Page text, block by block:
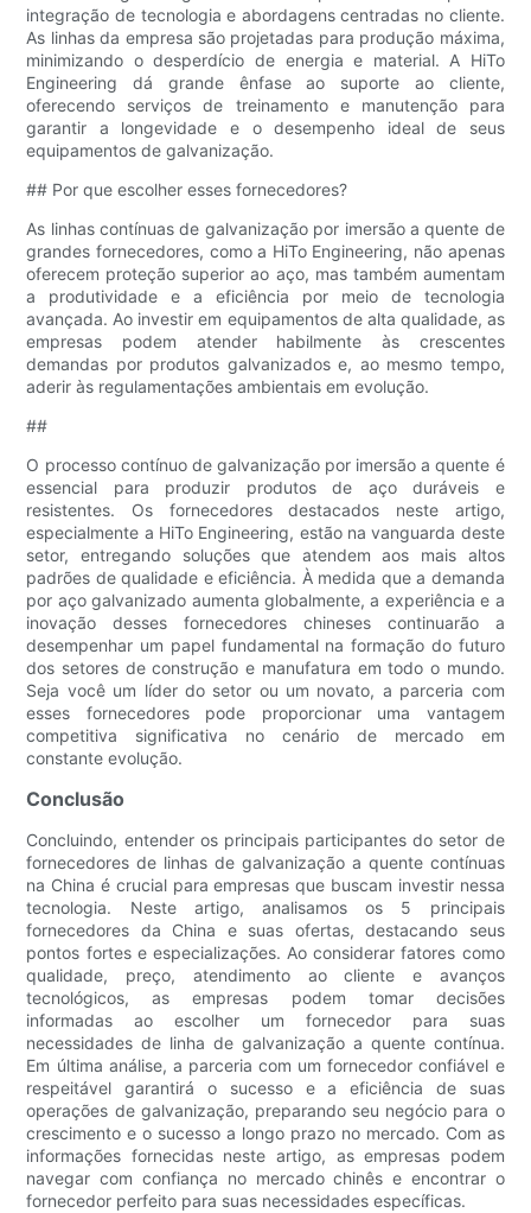
integração de tecnologia e abordagens centradas no cliente.
As linhas da empresa são projetadas para produção máxima,
minimizando o desperdício de energia e material. A HiTo
Engineering dá grande ênfase ao suporte ao cliente,
oferecendo serviços de treinamento e manutenção para
garantir a longevidade e o desempenho ideal de seus
equipamentos de galvanização.
## Por que escolher esses fornecedores?
As linhas contínuas de galvanização por imersão a quente de
grandes fornecedores, como a HiTo Engineering, não apenas
oferecem proteção superior ao aço, mas também aumentam
a produtividade e a eficiência por meio de tecnologia
avançada. Ao investir em equipamentos de alta qualidade, as
empresas podem atender habilmente às crescentes
demandas por produtos galvanizados e, ao mesmo tempo,
aderir às regulamentações ambientais em evolução.
##
O processo contínuo de galvanização por imersão a quente é
essencial para produzir produtos de aço duráveis ​​e
resistentes. Os fornecedores destacados neste artigo,
especialmente a HiTo Engineering, estão na vanguarda deste
setor, entregando soluções que atendem aos mais altos
padrões de qualidade e eficiência. À medida que a demanda
por aço galvanizado aumenta globalmente, a experiência e a
inovação desses fornecedores chineses continuarão a
desempenhar um papel fundamental na formação do futuro
dos setores de construção e manufatura em todo o mundo.
Seja você um líder do setor ou um novato, a parceria com
esses fornecedores pode proporcionar uma vantagem
competitiva significativa no cenário de mercado em
constante evolução.
Conclusão
Concluindo, entender os principais participantes do setor de
fornecedores de linhas de galvanização a quente contínuas
na China é crucial para empresas que buscam investir nessa
tecnologia. Neste artigo, analisamos os 5 principais
fornecedores da China e suas ofertas, destacando seus
pontos fortes e especializações. Ao considerar fatores como
qualidade, preço, atendimento ao cliente e avanços
tecnológicos, as empresas podem tomar decisões
informadas ao escolher um fornecedor para suas
necessidades de linha de galvanização a quente contínua.
Em última análise, a parceria com um fornecedor confiável e
respeitável garantirá o sucesso e a eficiência de suas
operações de galvanização, preparando seu negócio para o
crescimento e o sucesso a longo prazo no mercado. Com as
informações fornecidas neste artigo, as empresas podem
navegar com confiança no mercado chinês e encontrar o
fornecedor perfeito para suas necessidades específicas.